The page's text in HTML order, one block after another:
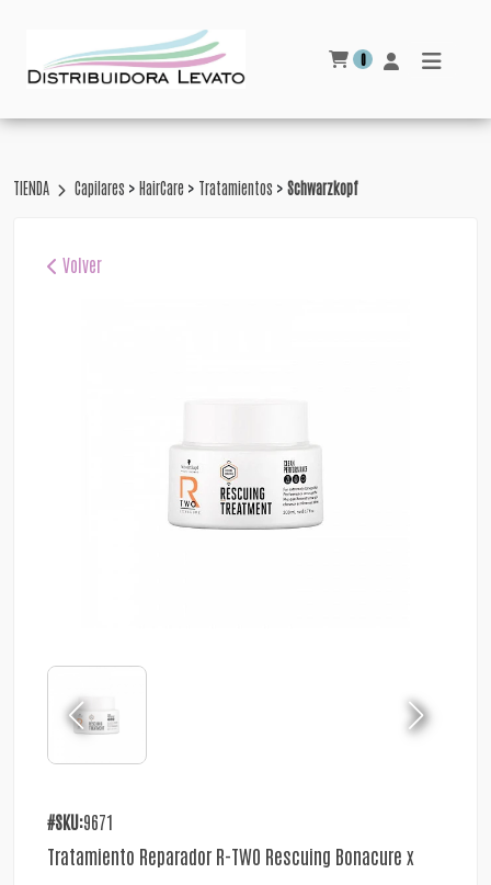
0
TIENDA Capilares > HairCare > Tratamientos > Schwarzkopf
Volver
#SKU:9671
Tratamiento Reparador R-TWO Rescuing Bonacure x